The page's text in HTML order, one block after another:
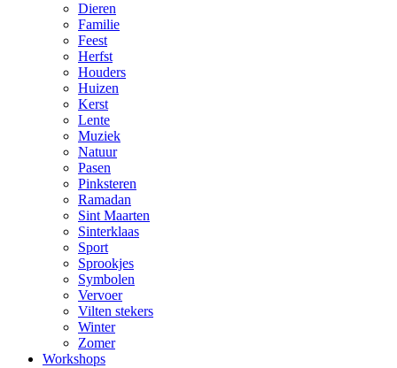
Dieren
Familie
Feest
Herfst
Houders
Huizen
Kerst
Lente
Muziek
Natuur
Pasen
Pinksteren
Ramadan
Sint Maarten
Sinterklaas
Sport
Sprookjes
Symbolen
Vervoer
Vilten stekers
Winter
Zomer
Workshops